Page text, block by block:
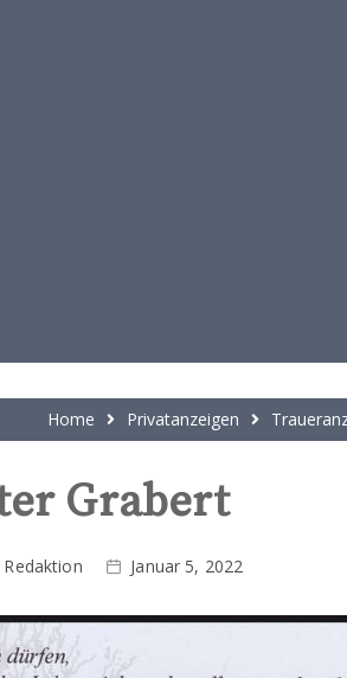
Home Privatanzeigen
Grabert
Januar 5, 2022